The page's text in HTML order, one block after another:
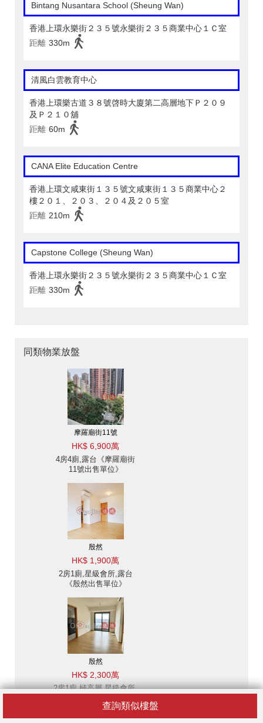
查詢類似樓盤
Bintang Nusantara School (Sheung Wan)
香港上環永樂街２３５號永樂街２３５商業中心１Ｃ室
距離 330m
清風白雲教育中心
香港上環樂古道３８號啓時大廈第二高層地下Ｐ２０９
及Ｐ２１０舖
距離 60m
CANA Elite Education Centre
香港上環文咸東街１３５號文咸東街１３５商業中心２
樓２０１、２０３、２０４及２０５室
距離 210m
Capstone College (Sheung Wan)
香港上環永樂街２３５號永樂街２３５商業中心１Ｃ室
距離 330m
同類物業放盤
摩羅廟街11號
HK$ 6,900萬
4房4廁,露台《摩羅廟街
11號出售單位》
殷然
HK$ 1,900萬
2房1廁,星級會所,露台
《殷然出售單位》
殷然
HK$ 2,300萬
2房1廁,極高層,星級會所,